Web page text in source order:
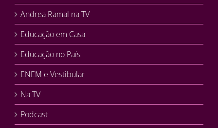
Andrea Ramal na TV
Educação em Casa
Educação no País
ENEM e Vestibular
Na TV
Podcast